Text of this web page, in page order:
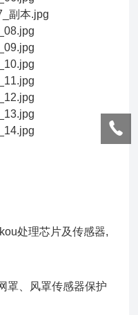
处理芯片及传感器,
罩、风罩传感器保护